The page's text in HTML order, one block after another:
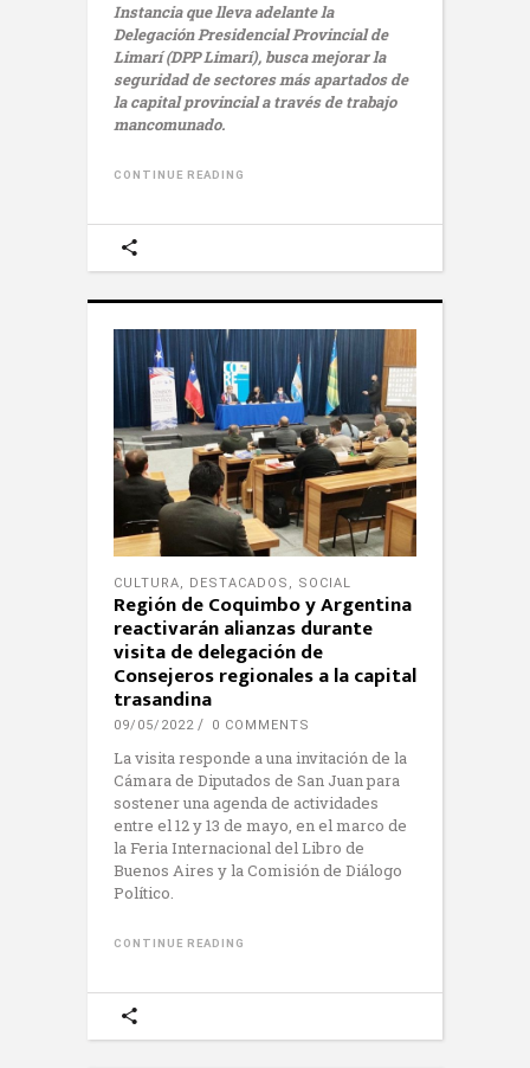
Instancia que lleva adelante la
Delegación Presidencial Provincial de
Limarí (DPP Limarí), busca mejorar la
seguridad de sectores más apartados de
la capital provincial a través de trabajo
mancomunado.
CONTINUE READING
CULTURA, DESTACADOS , SOCIAL
Región de Coquimbo y Argentina
reactivarán alianzas durante
visita de delegación de
Consejeros regionales a la capital
trasandina
09/05/2022 0 COMMENTS
La visita responde a una invitación de la
Cámara de Diputados de San Juan para
sostener una agenda de actividades
entre el 12 y 13 de mayo, en el marco de
la Feria Internacional del Libro de
Buenos Aires y la Comisión de Diálogo
Político.
CONTINUE READING